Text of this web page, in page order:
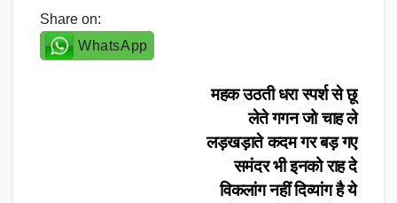
Share on:
WhatsApp
महक उठती धरा स्पर्श से छू
लेते गगन जो चाह ले
लड़खड़ाते कदम गर बड़ गए
समंदर भी इनको राह दे
विकलांग नहीं दिव्यांग है ये